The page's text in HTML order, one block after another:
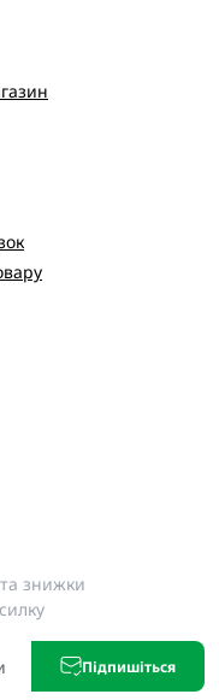
знижки
Підпишіться